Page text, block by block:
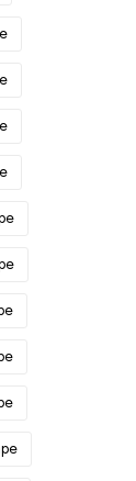
cigaretės
cigaretės
cigaretės
cigaretės
cigaretės
cigaretės